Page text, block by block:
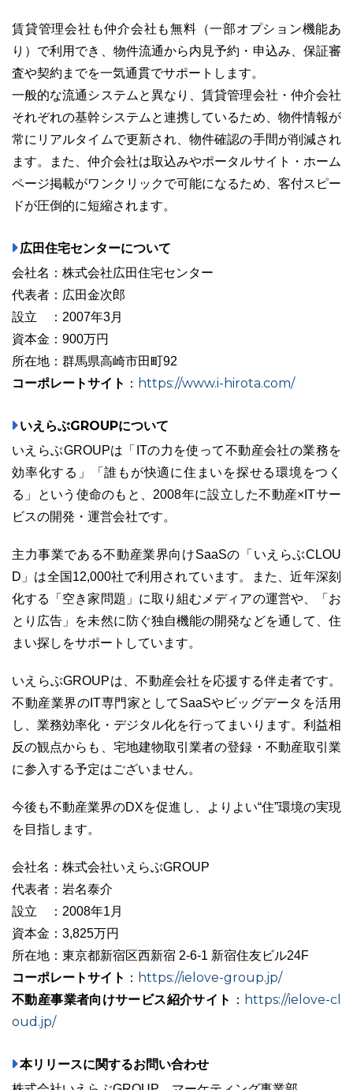
賃貸管理会社も仲介会社も無料（一部オプション機能あ
り）で利用でき、物件流通から内見予約・申込み、保証審
査や契約までを一気通貫でサポートします。
一般的な流通システムと異なり、賃貸管理会社・仲介会社
それぞれの基幹システムと連携しているため、物件情報が
常にリアルタイムで更新され、物件確認の手間が削減され
ます。また、仲介会社は取込みやポータルサイト・ホーム
ページ掲載がワンクリックで可能になるため、客付スピー
ドが圧倒的に短縮されます。
広田住宅センターについて
会社名：株式会社広田住宅センター
代表者：広田金次郎
設立 ：2007年3月
資本金：900万円
所在地：群馬県高崎市田町92
コーポレートサイト ： https://www.i-hirota.com/
いえらぶGROUPについて
いえらぶGROUPは「ITの力を使って不動産会社の業務を
効率化する」「誰もが快適に住まいを探せる環境をつく
る」という使命のもと、2008年に設立した不動産×ITサー
ビスの開発・運営会社です。
主力事業である不動産業界向けSaaSの「いえらぶCLOU
D」は全国12,000社で利用されています。また、近年深刻
化する「空き家問題」に取り組むメディアの運営や、「お
とり広告」を未然に防ぐ独自機能の開発などを通して、住
まい探しをサポートしています。
いえらぶGROUPは、不動産会社を応援する伴走者です。
不動産業界のIT専門家としてSaaSやビッグデータを活用
し、業務効率化・デジタル化を行ってまいります。利益相
反の観点からも、宅地建物取引業者の登録・不動産取引業
に参入する予定はございません。
今後も不動産業界のDXを促進し、よりよい“住”環境の実現
を目指します。
会社名：株式会社いえらぶGROUP
代表者：岩名泰介
設立 ：2008年1月
資本金：3,825万円
所在地：東京都新宿区西新宿 2-6-1 新宿住友ビル24F
コーポレートサイト ： https://ielove-group.jp/
不動産事業者向けサービス紹介サイト
： https://ielove-cl
oud.jp/
本リリースに関するお問い合わせ